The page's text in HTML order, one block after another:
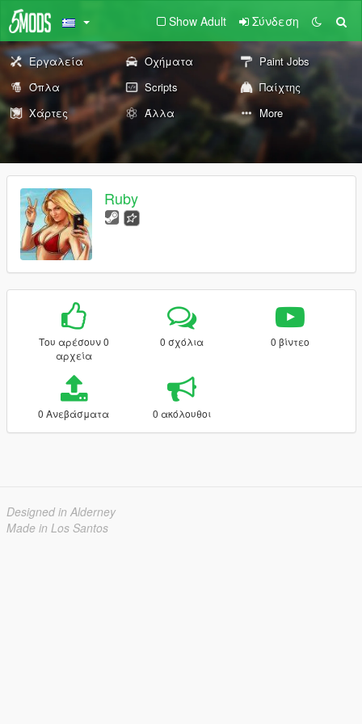
Show Adult Σύνδεση
Εργαλεία Οχήματα
Paint Jobs
Όπλα
Scripts
Παίχτης
Χάρτες
Άλλα More
Ruby
Του αρέσουν 0
αρχεία
0 σχόλια 0 βίντεο
0 Ανεβάσματα 0 ακόλουθοι
Designed in Alderney
Made in Los Santos